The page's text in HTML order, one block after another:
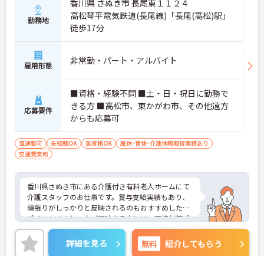
勤務地
香川県 さぬき市 長尾東１１２４
高松琴平電気鉄道(長尾線)「長尾(高松)駅」
徒歩17分
雇用形態 非常勤・パート・アルバイト
応募要件
■資格・経験不問 ■土・日・祝日に勤務で
きる方 ■高松市、東かがわ市、その他遠方
からも応募可
車通勤可 未経験OK 無資格OK
産休･育休･介護休暇取得実績あり
交通費支給
香川県さぬき市にある介護付き有料老人ホームにて
介護スタッフのお仕事です。賞与支給実績もあり、
頑張りがしっかりと反映されるのもおすすめしたい
ポイントのひとつ☆ご興味ある方には、面接対策ポ
イントなど、さらに詳細をお話しいたしますのでお
気軽にご相談ください。
詳細を見る 無料 紹介してもらう